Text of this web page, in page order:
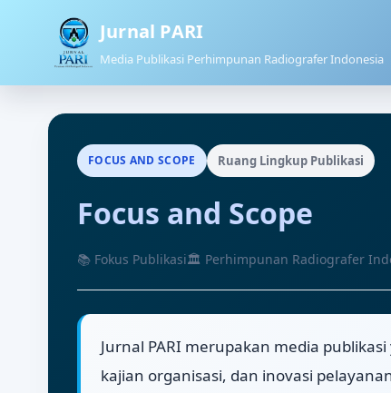
Jurnal PARI
Media Publikasi Perhimpunan Radiografer Indonesia
FOCUS AND SCOPE Ruang Lingkup Publikasi
Focus and Scope
📚 Fokus Publikasi🏛 Perhimpunan Radiografer
Jurnal PARI merupakan media
kajian organisasi, dan inovasi